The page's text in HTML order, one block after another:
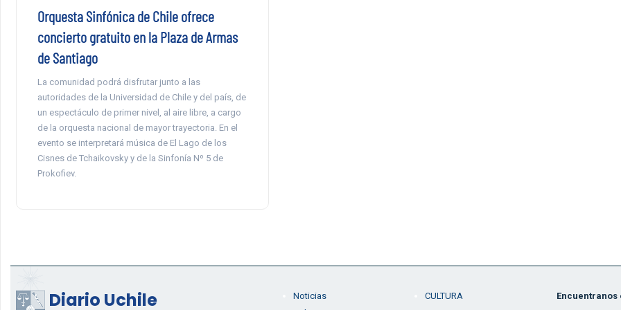
Orquesta Sinfónica de Chile ofrece
concierto gratuito en la Plaza de Armas
de Santiago
La comunidad podrá disfrutar junto a las
autoridades de la Universidad de Chile y del país, de
un espectáculo de primer nivel, al aire libre, a cargo
de la orquesta nacional de mayor trayectoria. En el
evento se interpretará música de El Lago de los
Cisnes de Tchaikovsky y de la Sinfonía Nº 5 de
Prokofiev.
Diario Uchile
Noticias
CULTURA
Encuentranos